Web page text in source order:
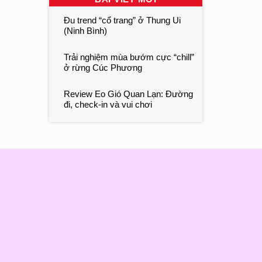
Đu trend “cổ trang” ở Thung Ui
(Ninh Bình)
Trải nghiệm mùa bướm cực “chill”
ở rừng Cúc Phương
Review Eo Gió Quan Lạn: Đường
đi, check-in và vui chơi